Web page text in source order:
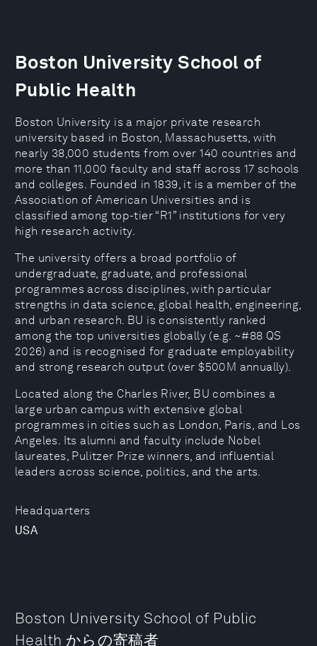
Headquarters
USA
Boston University School of
Public Health
Boston University is a major private research
university based in Boston, Massachusetts, with
nearly 38,000 students from over 140 countries and
more than 11,000 faculty and staff across 17 schools
and colleges. Founded in 1839, it is a member of the
Association of American Universities and is
classified among top-tier “R1” institutions for very
high research activity.
The university offers a broad portfolio of
undergraduate, graduate, and professional
programmes across disciplines, with particular
strengths in data science, global health, engineering,
and urban research. BU is consistently ranked
among the top universities globally (e.g. ~#88 QS
2026) and is recognised for graduate employability
and strong research output (over $500M annually).
Located along the Charles River, BU combines a
large urban campus with extensive global
programmes in cities such as London, Paris, and Los
Angeles. Its alumni and faculty include Nobel
laureates, Pulitzer Prize winners, and influential
leaders across science, politics, and the arts.
Boston University School of Public
Health からの寄稿者